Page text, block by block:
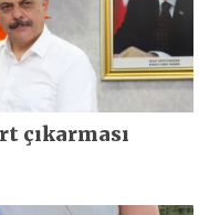
çıkarması